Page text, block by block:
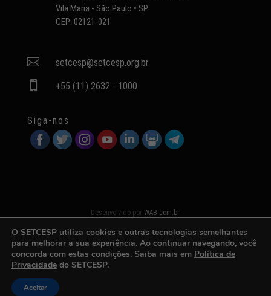
Vila Maria - São Paulo • SP
CEP: 02121-021
 setcesp@setcesp.org.br
 +55 (11) 2632 - 1000
Siga-nos
Desenvolvido porWAB.com.br
O SETCESP utiliza cookies e outras tecnologias semelhantes
para melhorar a sua experiência. Ao continuar navegando, você
concorda com estas condições. Saiba mais em Política de
Privacidade do SETCESP.
Aceitar